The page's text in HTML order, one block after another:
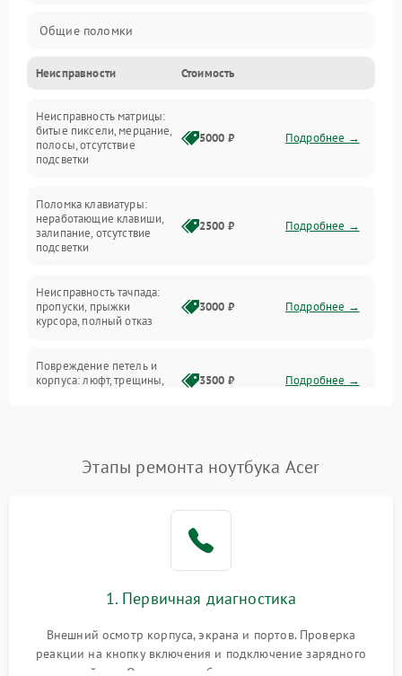
Общие поломки
Устройства
Программные ошибки
Электрические и системные сбои
Интерфейсные проблемы
Батарея
Сеть и интернет
Неисправности Стоимость
Неисправность матрицы:
битые пиксели, мерцание,
полосы, отсутствие
подсветки
5000 ₽ Подробнее →
Поломка клавиатуры:
неработающие клавиши,
залипание, отсутствие
подсветки
2500 ₽ Подробнее →
Неисправность тачпада:
пропуски, прыжки
курсора, полный отказ
3000 ₽ Подробнее →
Повреждение петель и
корпуса: люфт, трещины,
3500 ₽ Подробнее →
невозможность зарядки,
2500 ₽ Подробнее →
2000 ₽
Перегрев из‑за пыли,
неисправности кулера
Этапы ремонта ноутбука Acer
1. Первичная диагностика
Внешний осмотр корпуса, экрана и портов. Проверка
реакции на кнопку включения и подключение зарядного
устройства. Оценка потребления тока с помощью